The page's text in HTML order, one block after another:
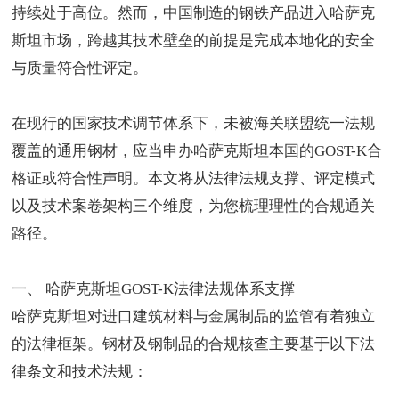
持续处于高位。然而，中国制造的钢铁产品进入哈萨克
斯坦市场，跨越其技术壁垒的前提是完成本地化的安全
与质量符合性评定。
在现行的国家技术调节体系下，未被海关联盟统一法规
覆盖的通用钢材，应当申办哈萨克斯坦本国的GOST-K合
格证或符合性声明。本文将从法律法规支撑、评定模式
以及技术案卷架构三个维度，为您梳理理性的合规通关
路径。
一、 哈萨克斯坦GOST-K法律法规体系支撑
哈萨克斯坦对进口建筑材料与金属制品的监管有着独立
的法律框架。钢材及钢制品的合规核查主要基于以下法
律条文和技术法规：